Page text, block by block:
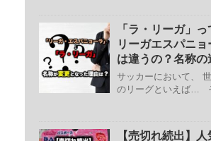
「ラ・リーガ」っ
リーガエスパニョ
は違うの？名称の
サッカーにおいて、
のリーグといえば…
【売切れ続出】